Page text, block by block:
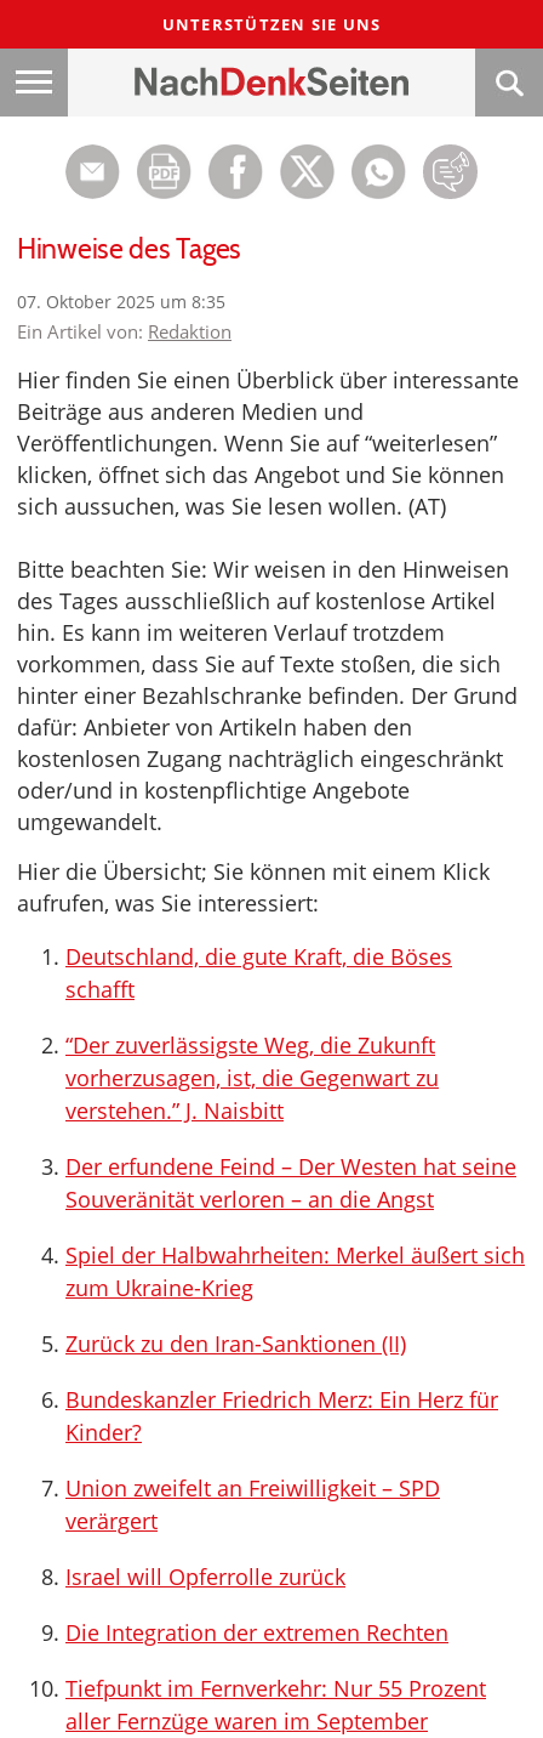
UNTERSTÜTZEN SIE UNS
Hinweise des Tages
07. Oktober 2025 um 8:35
Ein Artikel von: Redaktion
Hier finden Sie einen Überblick über interessante
Beiträge aus anderen Medien und
Veröffentlichungen. Wenn Sie auf “weiterlesen”
klicken, öffnet sich das Angebot und Sie können
sich aussuchen, was Sie lesen wollen. (AT)
Bitte beachten Sie: Wir weisen in den Hinweisen
des Tages ausschließlich auf kostenlose Artikel
hin. Es kann im weiteren Verlauf trotzdem
vorkommen, dass Sie auf Texte stoßen, die sich
hinter einer Bezahlschranke befinden. Der Grund
dafür: Anbieter von Artikeln haben den
kostenlosen Zugang nachträglich eingeschränkt
oder/und in kostenpflichtige Angebote
umgewandelt.
Hier die Übersicht; Sie können mit einem Klick
aufrufen, was Sie interessiert:
Deutschland, die gute Kraft, die Böses
schafft
“Der zuverlässigste Weg, die Zukunft
vorherzusagen, ist, die Gegenwart zu
verstehen.” J. Naisbitt
Der erfundene Feind – Der Westen hat seine
Souveränität verloren – an die Angst
Spiel der Halbwahrheiten: Merkel äußert sich
zum Ukraine-Krieg
Zurück zu den Iran-Sanktionen (II)
Bundeskanzler Friedrich Merz: Ein Herz für
Kinder?
Union zweifelt an Freiwilligkeit – SPD
verärgert
Israel will Opferrolle zurück
Die Integration der extremen Rechten
Tiefpunkt im Fernverkehr: Nur 55 Prozent
aller Fernzüge waren im September